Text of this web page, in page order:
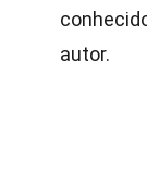
autor.